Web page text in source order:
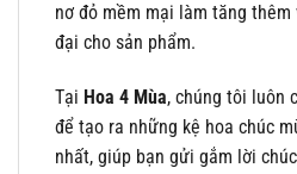
nơ đỏ mềm mại làm tăng
đại cho sản phẩm.
Tại Hoa 4 Mùa, chúng tôi luôn
để tạo ra những kệ hoa chúc
nhất, giúp bạn gửi gắm lời